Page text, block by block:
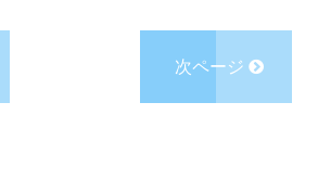
次ページ